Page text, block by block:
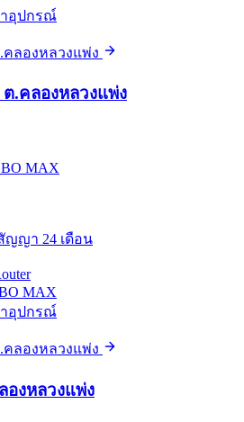
อุปกรณ์
.คลองหลวงแพ่ง
ต.คลองหลวงแพ่ง
MAX
ญญา 24 เดือน
MAX
อุปกรณ์
.คลองหลวงแพ่ง
งหลวงแพ่ง